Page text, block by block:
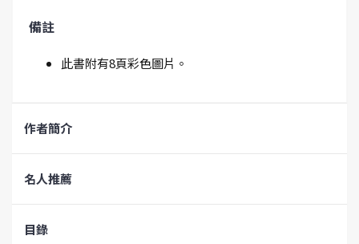
備註
此書附有8頁彩色圖片。
作者簡介
名人推薦
目錄